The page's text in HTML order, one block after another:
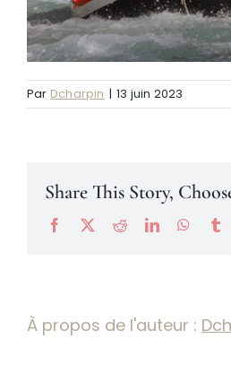
Névache
Par Dcharpin | 13 juin 2023
Share This Story,
Facebook
X RedditLinkedIn
À propos de l'auteur :